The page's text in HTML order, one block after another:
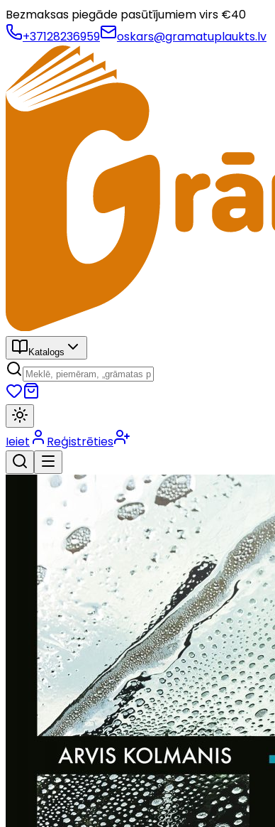
Bezmaksas piegāde pasūtījumiem virs €40
+37128236959
oskars@gramatuplaukts.lv
Katalogs
Ieiet Reģistrēties